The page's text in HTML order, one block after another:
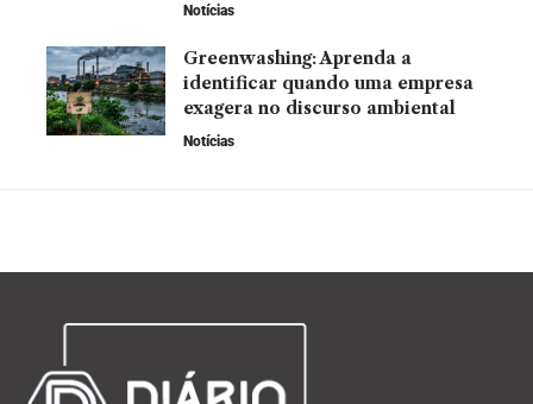
Notícias
Greenwashing: Aprenda a
identificar quando uma empresa
exagera no discurso ambiental
Notícias